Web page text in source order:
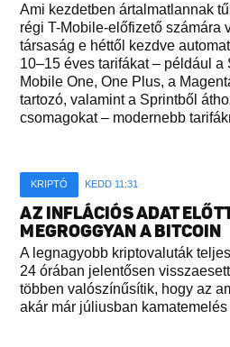
Ami kezdetben ártalmatlannak
régi T-Mobile-előfizető számára
társaság e héttől kezdve
10–15 éves tarifákat – például a
Mobile One, One Plus, a
tartozó, valamint a Sprintből
csomagokat – modernebb
KRIPTÓ KEDD 11:31
AZ INFLÁCIÓS ADAT
MEGROGGYAN A BITCOIN
A legnagyobb kriptovaluták
24 órában jelentősen
többen valószínűsítik, hogy az
akár már júliusban kamatemelés